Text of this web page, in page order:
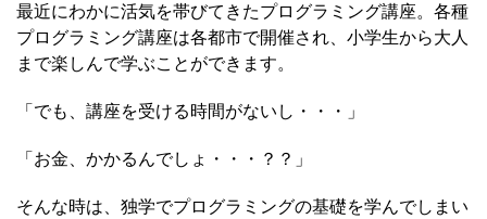
最近にわかに活気を帯びてきたプログラミング講座。各種
プログラミング講座は各都市で開催され、小学生から大人
まで楽しんで学ぶことができます。
「でも、講座を受ける時間がないし・・・」
「お金、かかるんでしょ・・・？？」
そんな時は、独学でプログラミングの基礎を学んでしまい